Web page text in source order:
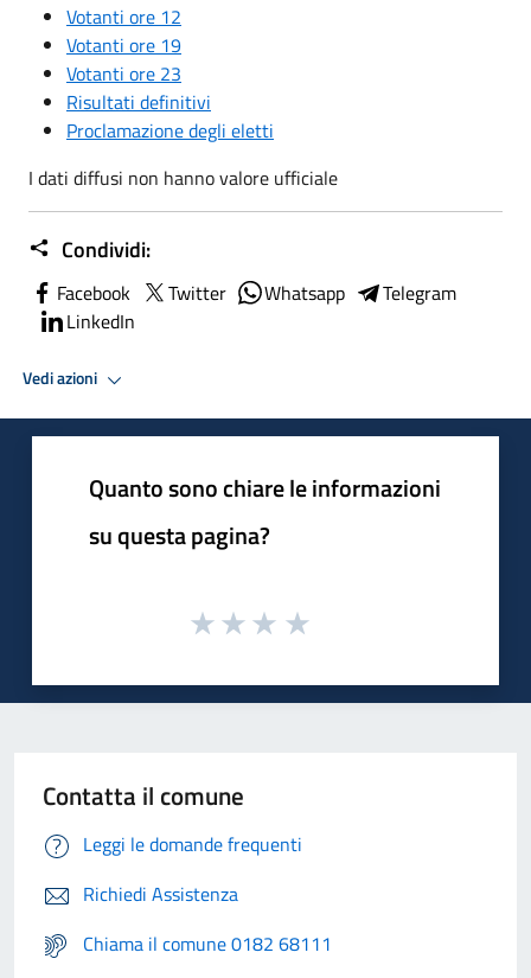
Votanti ore 12
Votanti ore 19
Votanti ore 23
Risultati definitivi
Proclamazione degli eletti
I dati diffusi non hanno valore ufficiale
Condividi:
Facebook Twitter Whatsapp
Telegram
LinkedIn
Vedi azioni
Quanto sono chiare le informazioni
su questa pagina?
Contatta il comune
Leggi le domande frequenti
Richiedi Assistenza
Chiama il comune 0182 68111